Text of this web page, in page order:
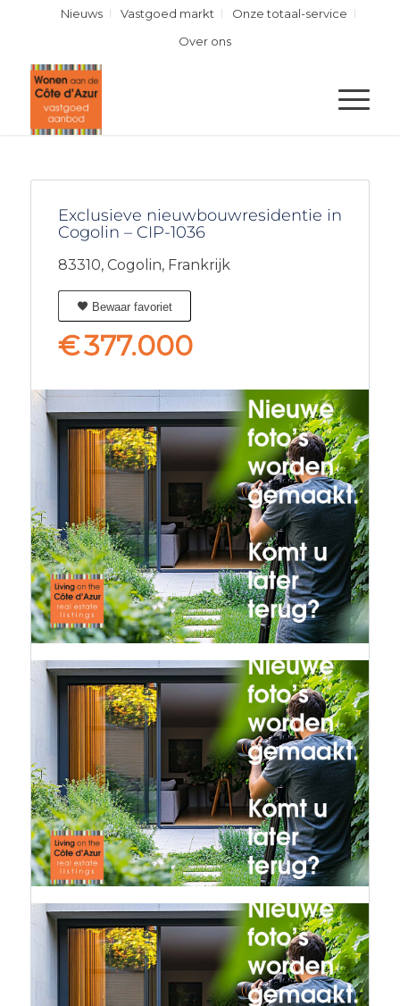
Nieuws Vastgoed markt
Onze totaal-service
Over ons
Exclusieve nieuwbouwresidentie in
Cogolin – CIP-1036
83310, Cogolin, Frankrijk
Bewaar favoriet
€377.000